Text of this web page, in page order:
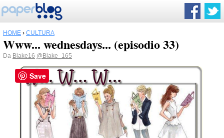
HOME › CULTURA
Www... wednesdays... (episodio 33)
Da Blake16 @Blake_165
Save